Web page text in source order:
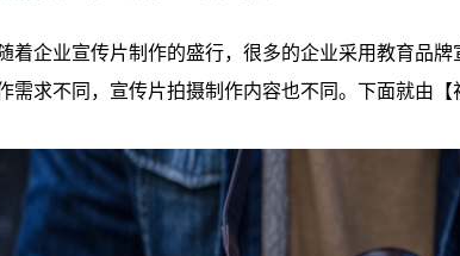
着企业宣传片制作的盛行，很多的企业采用教育品
需求不同，宣传片拍摄制作内容也不同。下面就由